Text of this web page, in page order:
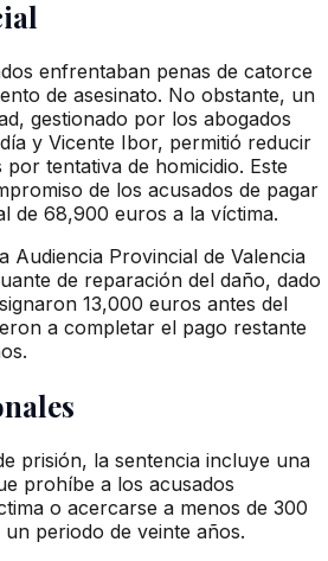
enfrentaban penas de catorce
de asesinato. No obstante, un
gestionado por los abogados
y Vicente Ibor, permitió reducir
tentativa de homicidio. Este
de los acusados de pagar
de 68,900 euros a la víctima.
Audiencia Provincial de Valencia
de reparación del daño, dado
13,000 euros antes del
a completar el pago restante
prisión, la sentencia incluye una
prohíbe a los acusados
o acercarse a menos de 300
periodo de veinte años.